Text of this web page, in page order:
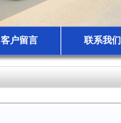
客户留言 联系我们